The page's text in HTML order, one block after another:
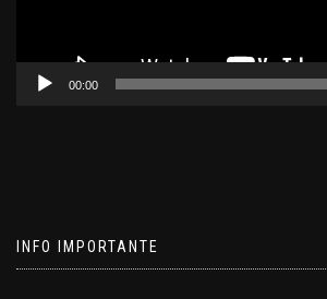
00:00
INFO IMPORTANTE